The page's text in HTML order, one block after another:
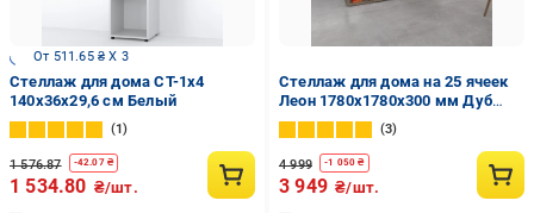
От 511.65 ₴ X 3
Стеллаж для дома СТ-1х4
140х36х29,6 см Белый
1
1 576.87 -42.07₴
1 534.80 ₴/шт.
Стеллаж для дома на 25 ячеек
Леон 1780х1780х300 мм Дуб
Сонома
3
4 999 -1 050 ₴
3 949 ₴/шт.